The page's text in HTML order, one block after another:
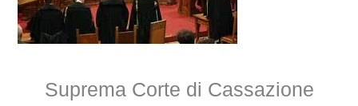
Suprema Corte di Cassazione